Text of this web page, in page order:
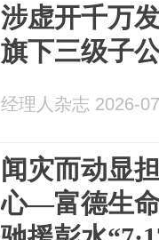
涉虚开千万
旗下三级子
经理人杂志 2026-
闻灾而动显
心—富德生